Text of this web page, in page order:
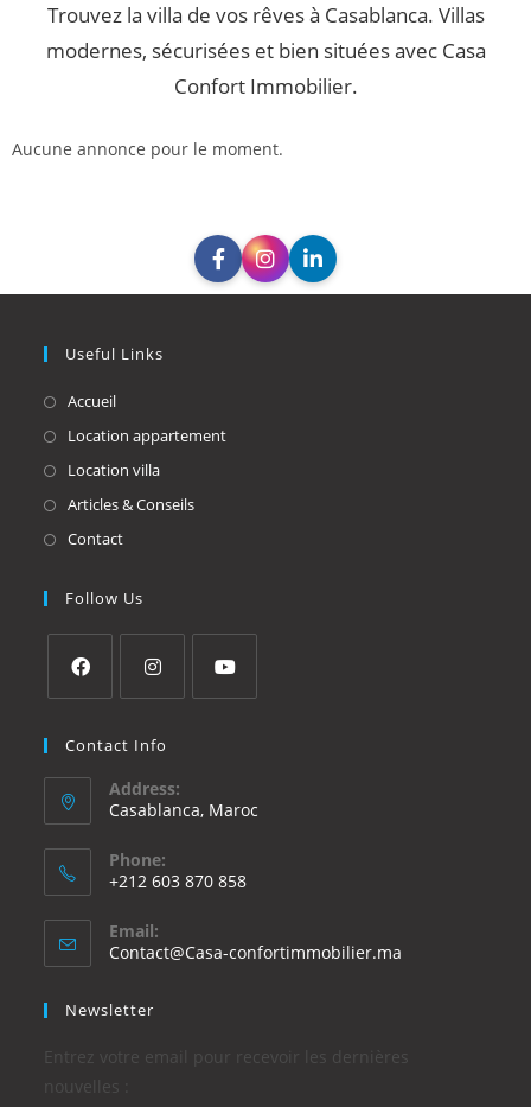
Trouvez la villa de vos rêves à Casablanca. Villas
modernes, sécurisées et bien situées avec Casa
Confort Immobilier.
Aucune annonce pour le moment.
Useful Links
Accueil
Location appartement
Location villa
Articles & Conseils
Contact
Follow Us
Contact Info
Address:
Casablanca, Maroc
Phone:
+212 603 870 858
Email:
Contact@Casa-confortimmobilier.ma
Newsletter
Entrez votre email pour recevoir les dernières
nouvelles :